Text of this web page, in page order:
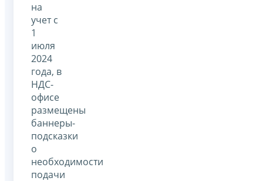
на
учет с
1
июля
2024
года, в
НДС-
офисе
размещены
баннеры-
подсказки
о
необходимости
подачи